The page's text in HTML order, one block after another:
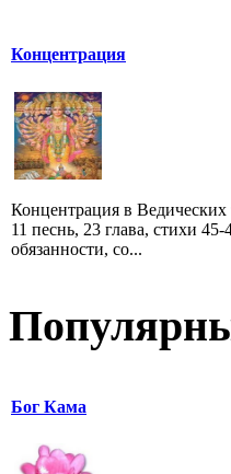
Концентрация
Концентрация в
11 песнь, 23 глава, стихи
обязанности, со...
Бог Кама